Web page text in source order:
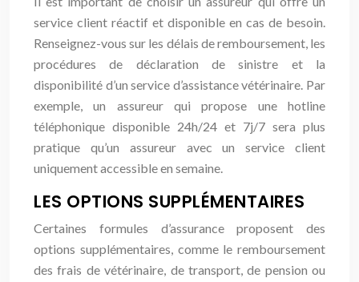
service client réactif et disponible en cas de besoin.
Renseignez-vous sur les délais de remboursement, les
procédures de déclaration de sinistre et la
disponibilité d’un service d’assistance vétérinaire. Par
exemple, un assureur qui propose une hotline
téléphonique disponible 24h/24 et 7j/7 sera plus
pratique qu’un assureur avec un service client
uniquement accessible en semaine.
LES OPTIONS SUPPLÉMENTAIRES
Certaines formules d’assurance proposent des
options supplémentaires, comme le remboursement
des frais de vétérinaire, de transport, de pension ou